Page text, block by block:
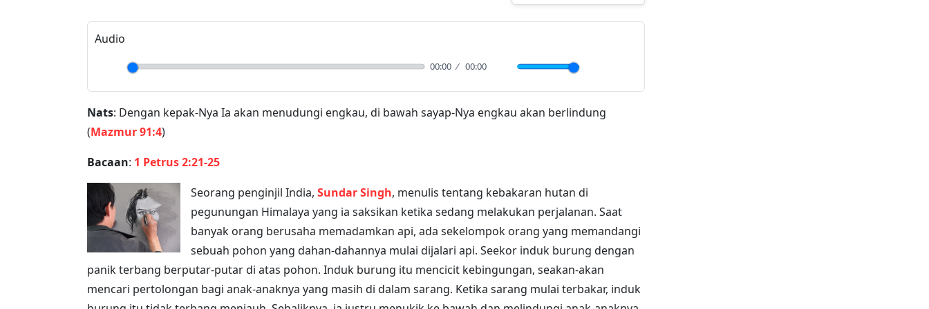
Audio
00:00 00:00
Nats: Dengan kepak-Nya Ia akan menudungi engkau, di bawah sayap-Nya engkau akan berlindung
(Mazmur 91:4)
Bacaan :1 Petrus 2:21-25
Seorang penginjil India,Sundar Singh , menulis tentang kebakaran hutan di
pegunungan Himalaya yang ia saksikan ketika sedang melakukan perjalanan. Saat
banyak orang berusaha memadamkan api, ada sekelompok orang yang
memandangi sebuah pohon yang dahan-dahannya mulai dijalari api. Seekor induk
burung dengan panik terbang berputar-putar di atas pohon. Induk burung itu mencicit kebingungan,
seakan-akan mencari pertolongan bagi anak-anaknya yang masih di dalam sarang. Ketika sarang